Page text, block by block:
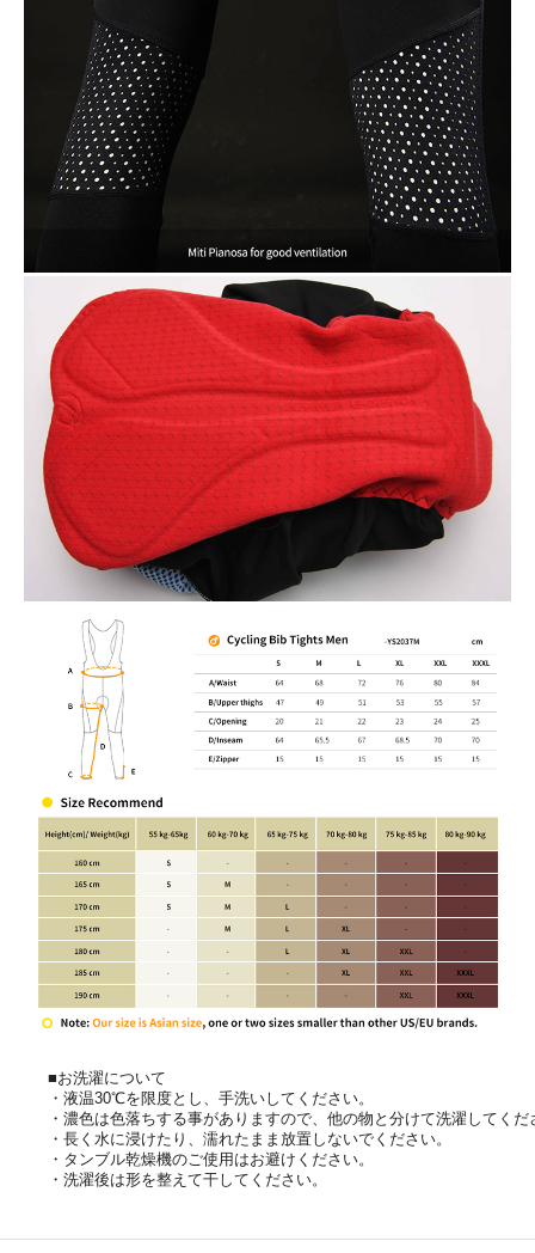
■お洗濯について
・液温30℃を限度とし、手洗いしてください。
・濃色は色落ちする事がありますので、他の物と分けて洗濯してくだ
・長く水に浸けたり、濡れたまま放置しないでください。
・タンブル乾燥機のご使用はお避けください。
・洗濯後は形を整えて干してください。